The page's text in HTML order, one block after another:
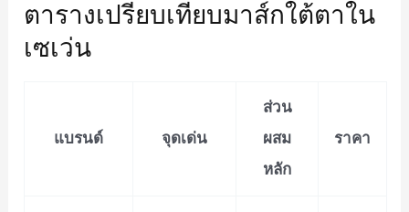
ตารางเปรียบเทียบมาส์กใต้ตาใน
เซเว่น
แบรนด์ จุดเด่น
ส่วน
ผสม
หลัก
ราคา